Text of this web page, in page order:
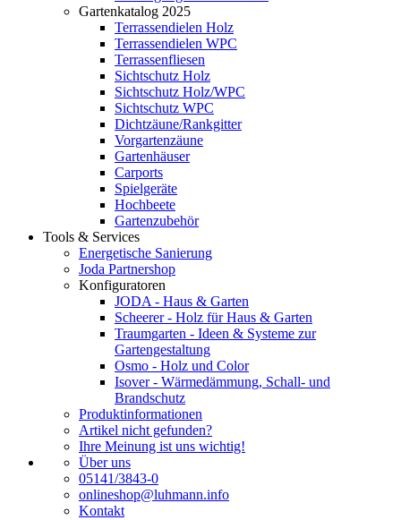
Gartenkatalog 2025
Terrassendielen Holz
Terrassendielen WPC
Terrassenfliesen
Sichtschutz Holz
Sichtschutz Holz/WPC
Sichtschutz WPC
Dichtzäune/Rankgitter
Vorgartenzäune
Gartenhäuser
Carports
Spielgeräte
Hochbeete
Gartenzubehör
Tools & Services
Energetische Sanierung
Joda Partnershop
Konfiguratoren
JODA - Haus & Garten
Scheerer - Holz für Haus & Garten
Traumgarten - Ideen & Systeme zur
Gartengestaltung
Osmo - Holz und Color
Isover - Wärmedämmung, Schall- und
Brandschutz
Produktinformationen
Artikel nicht gefunden?
Ihre Meinung ist uns wichtig!
Über uns
05141/3843-0
onlineshop@luhmann.info
Kontakt